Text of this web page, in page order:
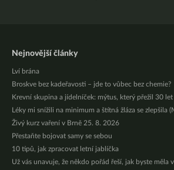
Nejnovější články
Lví brána
Broskve bez kadeřavosti – jde to vůbec bez chemie?
Krevní skupina a jídelníček: mýtus, který přežil 30
Léky mi snížili na minimum a štítná žláza se zlepšila
Živý kurz vaření v Brně 25. 8. 2026
Přestaňte bojovat samy se sebou
10 tipů, jak zpracovat letní jablíčka
Už vás unavuje, že někdo pořád řeší, jak byste měla